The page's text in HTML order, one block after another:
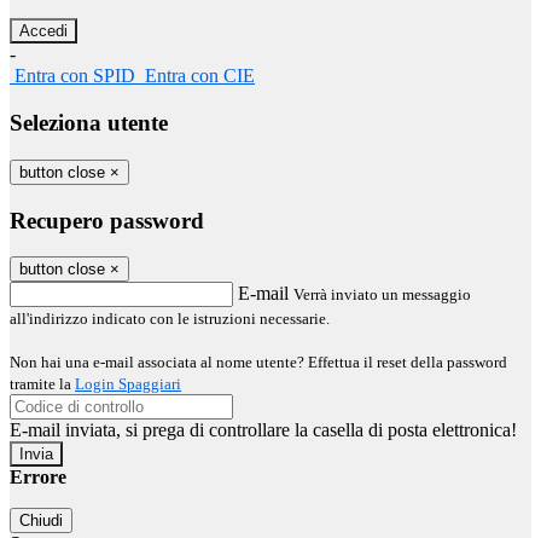
-
Entra con SPID Entra con CIE
Seleziona utente
button close ×
Recupero password
button close ×
E-mail Verrà inviato un messaggio
all'indirizzo indicato con le istruzioni necessarie.
Non hai una e-mail associata al nome utente? Effettua il reset della password
tramite la Login Spaggiari
E-mail inviata, si prega di controllare la casella di posta elettronica!
Errore
Chiudi